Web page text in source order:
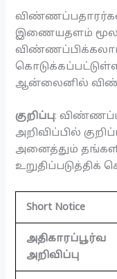
விண்ணப்பதாரர்கள்
இணையதளம்
ஆன்லைனில்
குறிப்பு:
அறிவிப்பில்
அனைத்தும்
உறுதிப்படுத்திக்
Short Notice
அதிகாரப்பூர்வ
அறிவிப்பு